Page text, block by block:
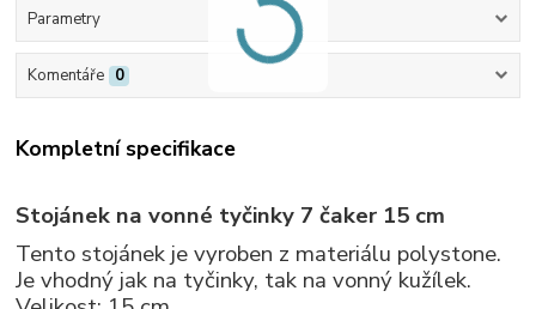
Parametry
Komentáře 0
Kompletní specifikace
Stojánek na vonné tyčinky 7 čaker 15 cm
Tento stojánek je vyroben z materiálu polystone.
Je vhodný jak na tyčinky, tak na vonný kužílek.